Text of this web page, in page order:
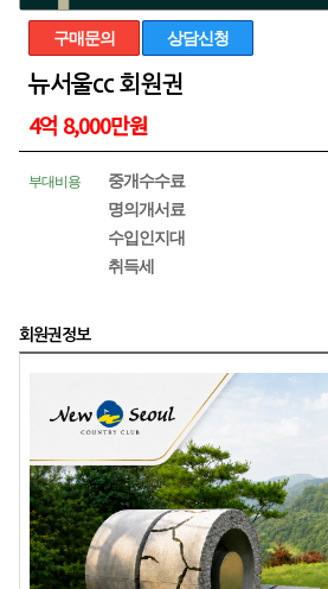
구매문의 상담신청
뉴서울cc 회원권
4억 8,000만원
부대비용
중개수수료
명의개서료
수입인지대
취득세
회원권정보